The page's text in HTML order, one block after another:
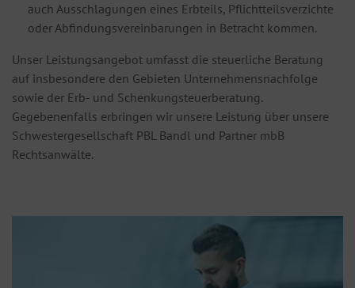
auch Ausschlagungen eines Erbteils, Pflichtteilsverzichte
oder Abfindungsvereinbarungen in Betracht kommen.
Unser Leistungsangebot umfasst die steuerliche Beratung
auf insbesondere den Gebieten Unternehmensnachfolge
sowie der Erb- und Schenkungsteuerberatung.
Gegebenenfalls erbringen wir unsere Leistung über unsere
Schwestergesellschaft PBL Bandl und Partner mbB
Rechtsanwälte.